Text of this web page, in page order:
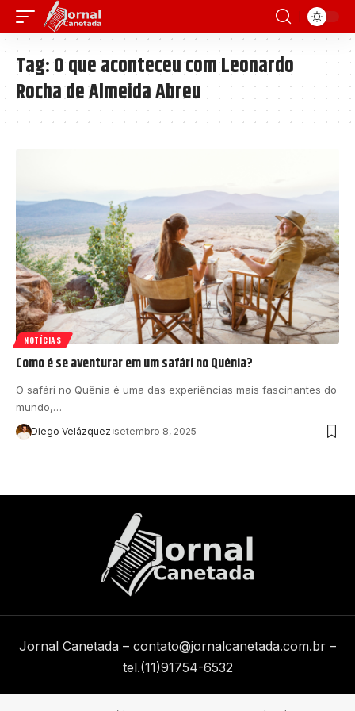
Tag:O que aconteceu com Leonardo
Rocha de Almeida Abreu
NOTÍCIAS
Como é se aventurar em um safári no Quênia?
O safári no Quênia é uma das experiências mais fascinantes do
mundo,…
Diego Velázquez setembro 8, 2025
Jornal Canetada – contato@jornalcanetada.com.br –
tel.(11)91754-6532